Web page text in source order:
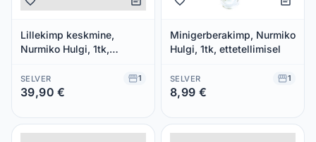
Lillekimp keskmine,
Nurmiko Hulgi, 1tk,
SELVER 1
39,90 €
Minigerberakimp, Nurmiko
Hulgi, 1tk, ettetellimisel
SELVER 1
8,99 €